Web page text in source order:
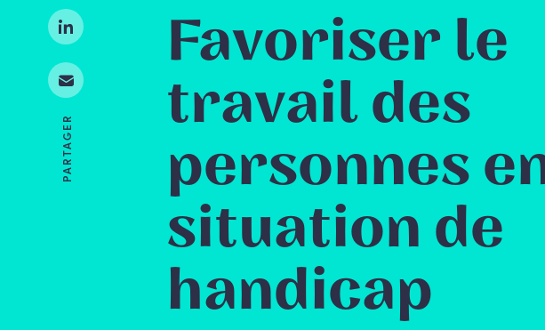
PARTAGER
Favoriser le
travail des
personnes
situation de
handicap